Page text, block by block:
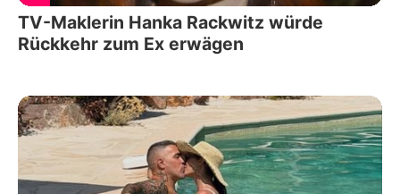
TV-Maklerin Hanka Rackwitz würde
Rückkehr zum Ex erwägen